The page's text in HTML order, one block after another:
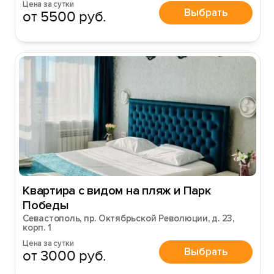
Цена за сутки
от 5500 руб. Выбрать
Квартира с видом на пляж и Паpк
Победы
Севастополь, пр. Октябрьской Революции, д. 23,
корп. 1
Цена за сутки
от 3000 руб. Выбрать